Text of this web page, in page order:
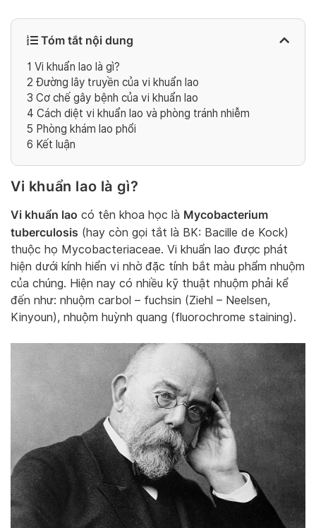
Tóm tắt nội dung
1 Vi khuẩn lao là gì?
2 Đường lây truyền của vi khuẩn lao
3 Cơ chế gây bệnh của vi khuẩn lao
4 Cách diệt vi khuẩn lao và phòng tránh nhiễm
5 Phòng khám lao phổi
6 Kết luận
Vi khuẩn lao là gì?
Vi khuẩn lao có tên khoa học là Mycobacterium
tuberculosis (hay còn gọi tắt là BK: Bacille de Kock)
thuộc họ Mycobacteriaceae. Vi khuẩn lao được phát
hiện dưới kính hiển vi nhờ đặc tính bắt màu phẩm nhuộm
của chúng. Hiện nay có nhiều kỹ thuật nhuộm phải kể
đến như: nhuộm carbol – fuchsin (Ziehl – Neelsen,
Kinyoun), nhuộm huỳnh quang (fluorochrome staining).